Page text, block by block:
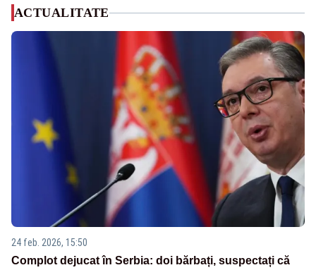
ACTUALITATE
24 feb. 2026, 15:50
Complot dejucat în Serbia: doi bărbați, suspectați că